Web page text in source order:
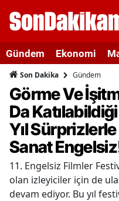
Gündem Ekonomi
Son Dakika Gündem
Görme Ve
Da
Yıl
Sanat
11. Engelsiz Filmler
olan izleyiciler için de
devam ediyor. Bu yıl